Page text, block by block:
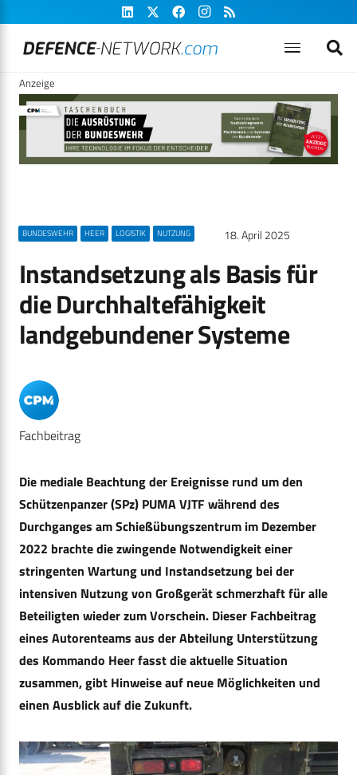
Anzeige
BUNDESWEHR HEER LOGISTIK NUTZUNG 18. April 2025
Instandsetzung als Basis für
die Durchhaltefähigkeit
landgebundener Systeme
Fachbeitrag
Die mediale Beachtung der Ereignisse rund um den
Schützenpanzer (SPz) PUMA VJTF während des
Durchganges am Schießübungszentrum im Dezember
2022 brachte die zwingende Notwendigkeit einer
stringenten Wartung und Instandsetzung bei der
intensiven Nutzung von Großgerät schmerzhaft für alle
Beteiligten wieder zum Vorschein. Dieser Fachbeitrag
eines Autorenteams aus der Abteilung Unterstützung
des Kommando Heer fasst die aktuelle Situation
zusammen, gibt Hinweise auf neue Möglichkeiten und
einen Ausblick auf die Zukunft.